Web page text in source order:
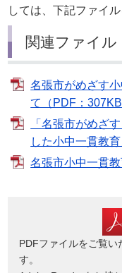
しては、下記ファイ
関連ファイル
名張市がめざす
て（PDF：307KB
「名張市がめざ
した小中一貫教
名張市小中一貫
PDFファイルをご覧
す。